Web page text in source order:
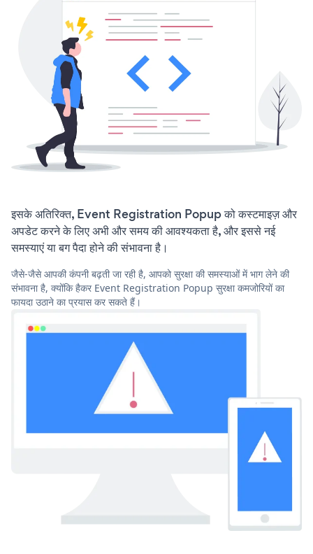
इसके अतिरिक्त, Event Registration Popup को कस्टमाइज़ और
अपडेट करने के लिए अभी और समय की आवश्यकता है, और इससे नई
समस्याएं या बग पैदा होने की संभावना है।
जैसे-जैसे आपकी कंपनी बढ़ती जा रही है, आपको सुरक्षा की समस्याओं में भाग लेने की
संभावना है, क्योंकि हैकर Event Registration Popup सुरक्षा कमजोरियों का
फायदा उठाने का प्रयास कर सकते हैं।